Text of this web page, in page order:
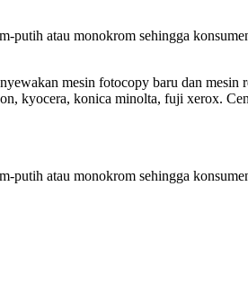
putih atau monokrom sehingga
mesin fotocopy baru dan mesin
kyocera, konica minolta, fuji xerox.
putih atau monokrom sehingga